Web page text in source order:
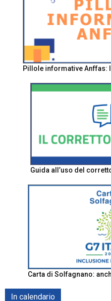
Pillole informative Anffas:
Guida all’uso del
Carta di Solfagnano:
In calendario